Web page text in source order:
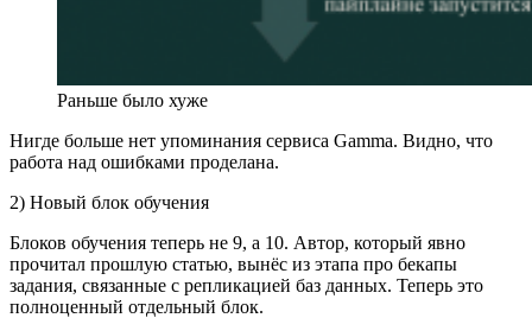
Раньше было хуже
Нигде больше нет упоминания сервиса Gamma. Видно, что
работа над ошибками проделана.
2) Новый блок обучения
Блоков обучения теперь не 9, а 10. Автор, который явно
прочитал прошлую статью, вынёс из этапа про бекапы
задания, связанные с репликацией баз данных. Теперь это
полноценный отдельный блок.